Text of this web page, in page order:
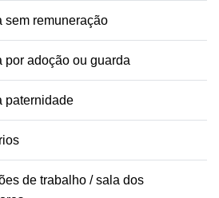
sem remuneração
por adoção ou guarda
paternidade
de trabalho / sala dos